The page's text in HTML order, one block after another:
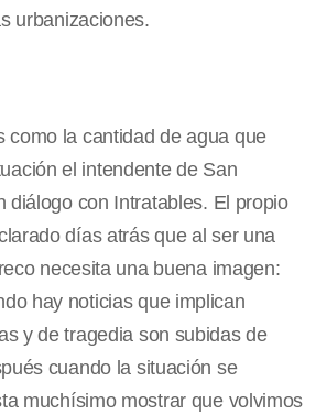
urbanizaciones.
como la cantidad de agua que
el intendente de San
diálogo con Intratables. El propio
días atrás que al ser una
necesita una buena imagen:
hay noticias que implican
y de tragedia son subidas de
cuando la situación se
muchísimo mostrar que volvimos